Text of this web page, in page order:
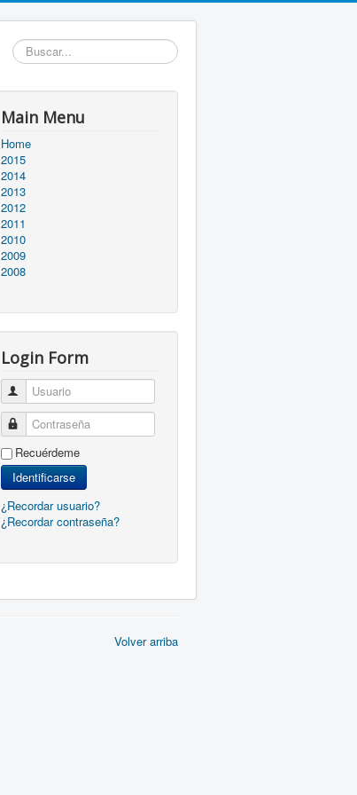
Buscar...
Main Menu
Home
2015
2014
2013
2012
2011
2010
2009
2008
Login Form
Usuario
Contraseña
Recuérdeme
Identificarse
¿Recordar usuario?
¿Recordar contraseña?
Volver arriba